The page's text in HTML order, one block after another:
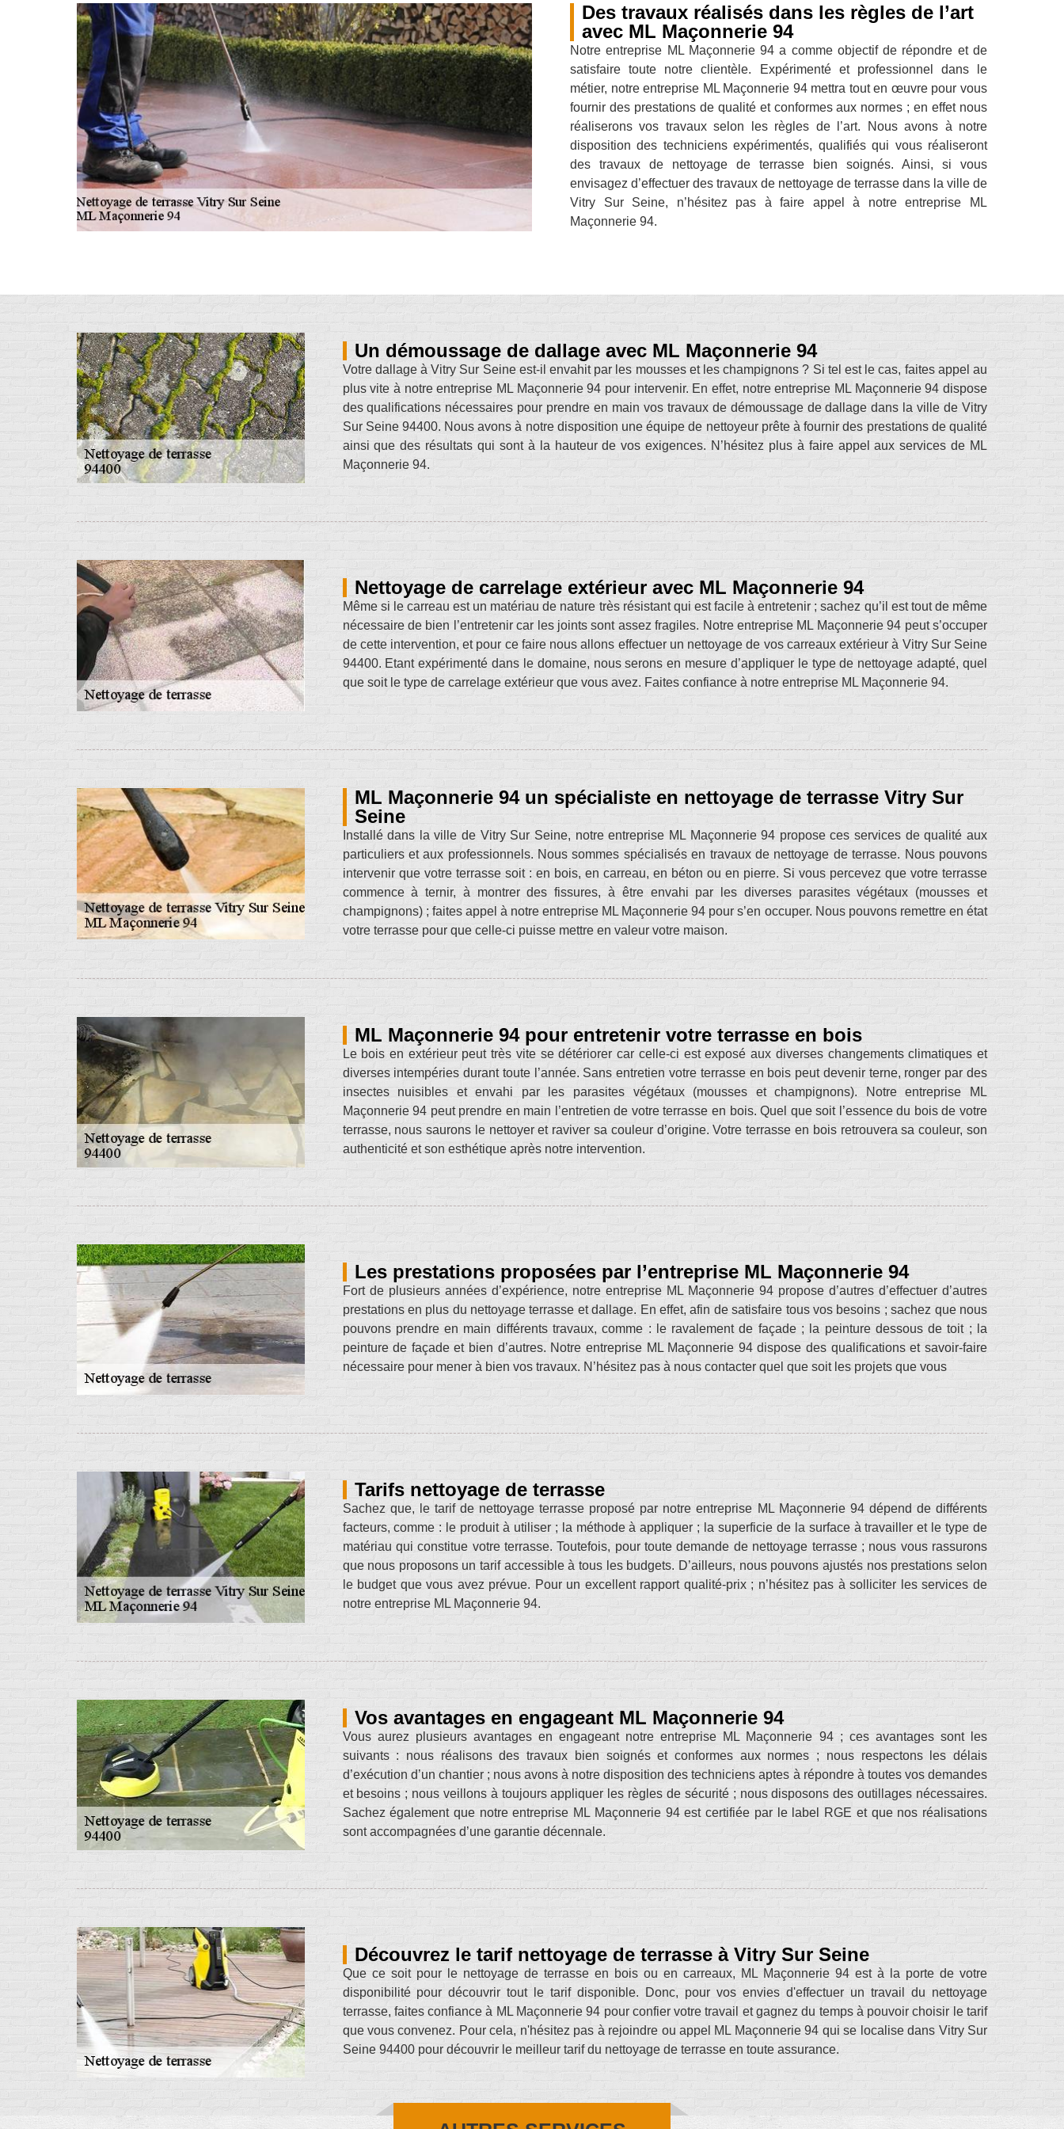
Des travaux réalisés dans les règles de l’art
avec ML Maçonnerie 94
Notre entreprise ML Maçonnerie 94 a comme objectif de répondre et de
satisfaire toute notre clientèle. Expérimenté et professionnel dans le
métier, notre entreprise ML Maçonnerie 94 mettra tout en œuvre pour vous
fournir des prestations de qualité et conformes aux normes ; en effet nous
réaliserons vos travaux selon les règles de l’art. Nous avons à notre
disposition des techniciens expérimentés, qualifiés qui vous réaliseront
des travaux de nettoyage de terrasse bien soignés. Ainsi, si vous
envisagez d’effectuer des travaux de nettoyage de terrasse dans la ville de
Vitry Sur Seine, n’hésitez pas à faire appel à notre entreprise ML
Maçonnerie 94.
Un démoussage de dallage avec ML Maçonnerie 94
Votre dallage à Vitry Sur Seine est-il envahit par les mousses et les champignons ? Si tel est le cas, faites appel au
plus vite à notre entreprise ML Maçonnerie 94 pour intervenir. En effet, notre entreprise ML Maçonnerie 94 dispose
des qualifications nécessaires pour prendre en main vos travaux de démoussage de dallage dans la ville de Vitry
Sur Seine 94400. Nous avons à notre disposition une équipe de nettoyeur prête à fournir des prestations de qualité
ainsi que des résultats qui sont à la hauteur de vos exigences. N’hésitez plus à faire appel aux services de ML
Maçonnerie 94.
Nettoyage de carrelage extérieur avec ML Maçonnerie 94
Même si le carreau est un matériau de nature très résistant qui est facile à entretenir ; sachez qu’il est tout de même
nécessaire de bien l’entretenir car les joints sont assez fragiles. Notre entreprise ML Maçonnerie 94 peut s’occuper
de cette intervention, et pour ce faire nous allons effectuer un nettoyage de vos carreaux extérieur à Vitry Sur Seine
94400. Etant expérimenté dans le domaine, nous serons en mesure d’appliquer le type de nettoyage adapté, quel
que soit le type de carrelage extérieur que vous avez. Faites confiance à notre entreprise ML Maçonnerie 94.
ML Maçonnerie 94 un spécialiste en nettoyage de terrasse Vitry Sur
Seine
Installé dans la ville de Vitry Sur Seine, notre entreprise ML Maçonnerie 94 propose ces services de qualité aux
particuliers et aux professionnels. Nous sommes spécialisés en travaux de nettoyage de terrasse. Nous pouvons
intervenir que votre terrasse soit : en bois, en carreau, en béton ou en pierre. Si vous percevez que votre terrasse
commence à ternir, à montrer des fissures, à être envahi par les diverses parasites végétaux (mousses et
champignons) ; faites appel à notre entreprise ML Maçonnerie 94 pour s’en occuper. Nous pouvons remettre en état
votre terrasse pour que celle-ci puisse mettre en valeur votre maison.
ML Maçonnerie 94 pour entretenir votre terrasse en bois
Le bois en extérieur peut très vite se détériorer car celle-ci est exposé aux diverses changements climatiques et
diverses intempéries durant toute l’année. Sans entretien votre terrasse en bois peut devenir terne, ronger par des
insectes nuisibles et envahi par les parasites végétaux (mousses et champignons). Notre entreprise ML
Maçonnerie 94 peut prendre en main l’entretien de votre terrasse en bois. Quel que soit l’essence du bois de votre
terrasse, nous saurons le nettoyer et raviver sa couleur d’origine. Votre terrasse en bois retrouvera sa couleur, son
authenticité et son esthétique après notre intervention.
Les prestations proposées par l’entreprise ML Maçonnerie 94
Fort de plusieurs années d’expérience, notre entreprise ML Maçonnerie 94 propose d’autres d’effectuer d’autres
prestations en plus du nettoyage terrasse et dallage. En effet, afin de satisfaire tous vos besoins ; sachez que nous
pouvons prendre en main différents travaux, comme : le ravalement de façade ; la peinture dessous de toit ; la
peinture de façade et bien d’autres. Notre entreprise ML Maçonnerie 94 dispose des qualifications et savoir-faire
nécessaire pour mener à bien vos travaux. N’hésitez pas à nous contacter quel que soit les projets que vous
Tarifs nettoyage de terrasse
Sachez que, le tarif de nettoyage terrasse proposé par notre entreprise ML Maçonnerie 94 dépend de différents
facteurs, comme : le produit à utiliser ; la méthode à appliquer ; la superficie de la surface à travailler et le type de
matériau qui constitue votre terrasse. Toutefois, pour toute demande de nettoyage terrasse ; nous vous rassurons
que nous proposons un tarif accessible à tous les budgets. D’ailleurs, nous pouvons ajustés nos prestations selon
le budget que vous avez prévue. Pour un excellent rapport qualité-prix ; n’hésitez pas à solliciter les services de
notre entreprise ML Maçonnerie 94.
Vos avantages en engageant ML Maçonnerie 94
Vous aurez plusieurs avantages en engageant notre entreprise ML Maçonnerie 94 ; ces avantages sont les
suivants : nous réalisons des travaux bien soignés et conformes aux normes ; nous respectons les délais
d’exécution d’un chantier ; nous avons à notre disposition des techniciens aptes à répondre à toutes vos demandes
et besoins ; nous veillons à toujours appliquer les règles de sécurité ; nous disposons des outillages nécessaires.
Sachez également que notre entreprise ML Maçonnerie 94 est certifiée par le label RGE et que nos réalisations
sont accompagnées d’une garantie décennale.
Découvrez le tarif nettoyage de terrasse à Vitry Sur Seine
Que ce soit pour le nettoyage de terrasse en bois ou en carreaux, ML Maçonnerie 94 est à la porte de votre
disponibilité pour découvrir tout le tarif disponible. Donc, pour vos envies d'effectuer un travail du nettoyage
terrasse, faites confiance à ML Maçonnerie 94 pour confier votre travail et gagnez du temps à pouvoir choisir le tarif
que vous convenez. Pour cela, n'hésitez pas à rejoindre ou appel ML Maçonnerie 94 qui se localise dans Vitry Sur
Seine 94400 pour découvrir le meilleur tarif du nettoyage de terrasse en toute assurance.